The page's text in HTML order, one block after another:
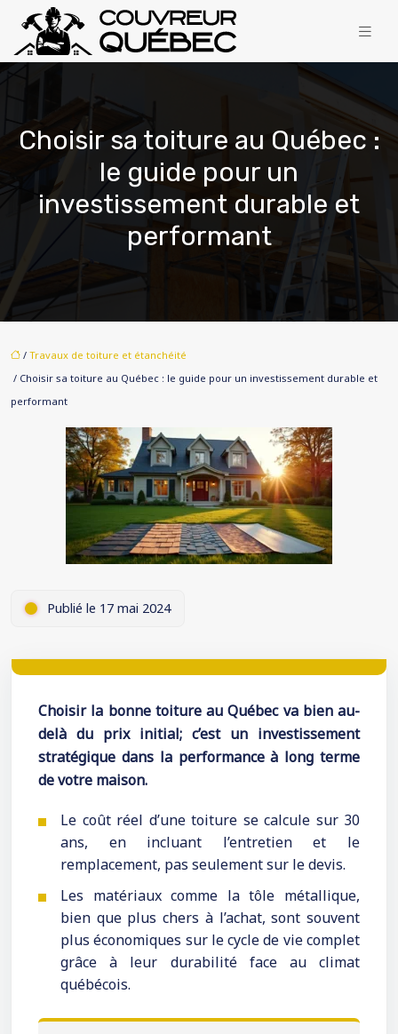
Choisir sa toiture au Québec :
le guide pour un
investissement durable et
performant
/ Travaux de toiture et étanchéité
/ Choisir sa toiture au Québec : le guide pour un investissement durable et
performant
Publié le 17 mai 2024
Choisir la bonne toiture au Québec va bien au-
delà du prix initial; c’est un investissement
stratégique dans la performance à long terme
de votre maison.
Le coût réel d’une toiture se calcule sur 30
ans, en incluant l’entretien et le
remplacement, pas seulement sur le devis.
Les matériaux comme la tôle métallique,
bien que plus chers à l’achat, sont souvent
plus économiques sur le cycle de vie complet
grâce à leur durabilité face au climat
québécois.